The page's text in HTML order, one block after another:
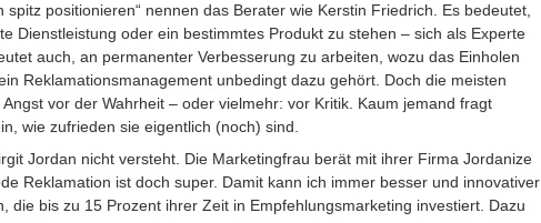
spitz positionieren“ nennen das Berater wie Kerstin Friedrich. Es bedeutet,
Dienstleistung oder ein bestimmtes Produkt zu stehen – sich als Experte
auch, an permanenter Verbesserung zu arbeiten, wozu das Einholen
Reklamationsmanagement unbedingt dazu gehört. Doch die meisten
vor der Wahrheit – oder vielmehr: vor Kritik. Kaum jemand fragt
wie zufrieden sie eigentlich (noch) sind.
Jordan nicht versteht. Die Marketingfrau berät mit ihrer Firma Jordanize
Reklamation ist doch super. Damit kann ich immer besser und innovativer
die bis zu 15 Prozent ihrer Zeit in Empfehlungsmarketing investiert. Dazu